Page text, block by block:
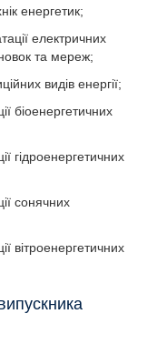
енергетик;
електричних
та мереж;
видів енергії;
біоенергетичних
гідроенергетичних
сонячних
вітроенергетичних